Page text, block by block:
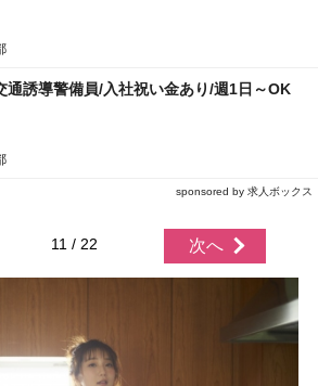
通誘導警備員/入社祝い金あり/週1日～OK
sponsored by 求人ボックス
11 / 22 次へ